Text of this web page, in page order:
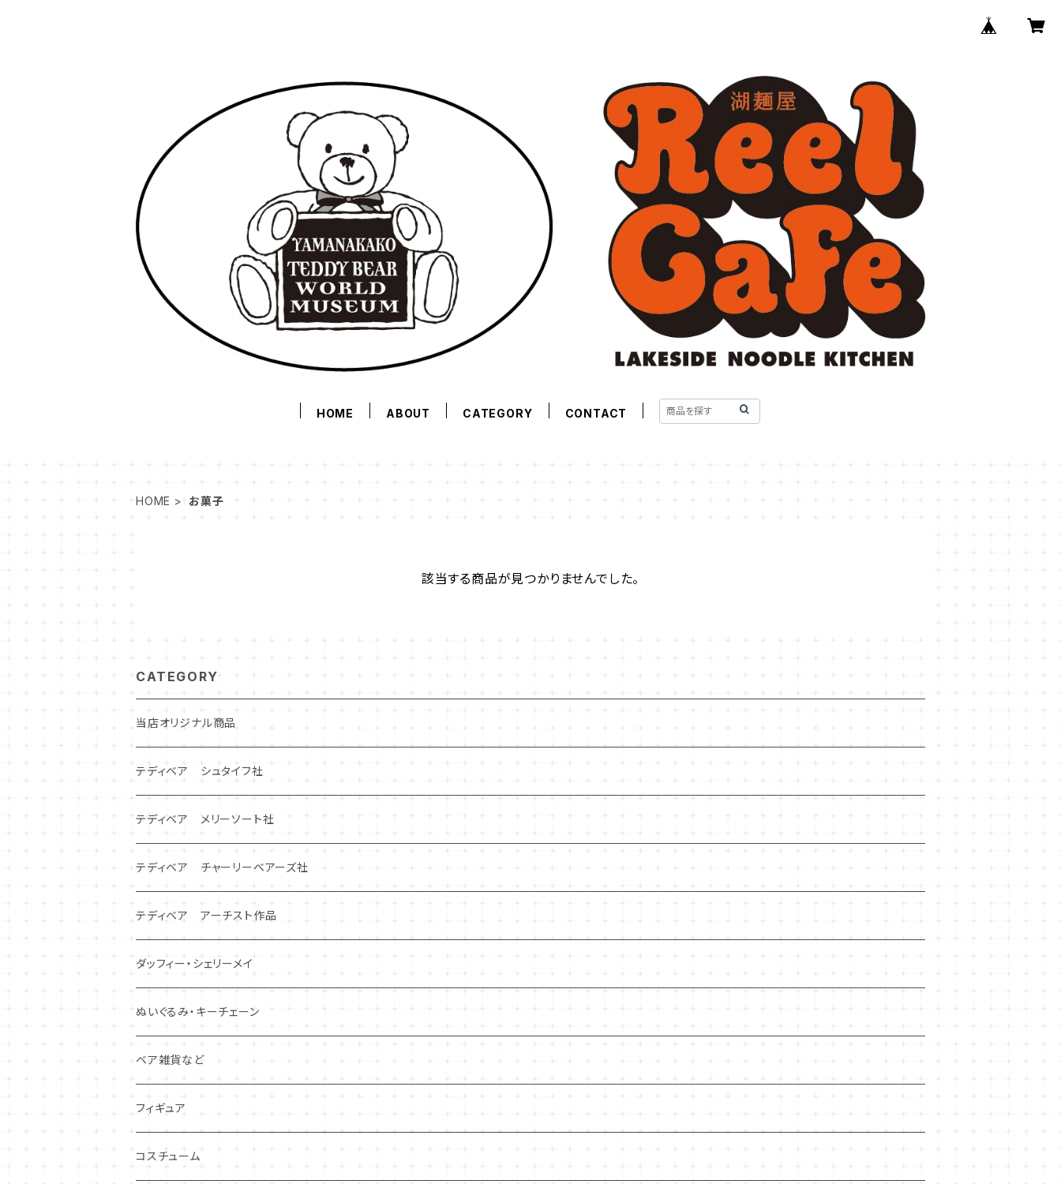
HOME ABOUT CATEGORY CONTACT
HOME お菓子
該当する商品が見つかりませんでした。
CATEGORY
当店オリジナル商品
テディベア シュタイフ社
テディベア メリーソート社
テディベア チャーリーベアーズ社
テディベア アーチスト作品
ダッフィー・シェリーメイ
ぬいぐるみ・キーチェーン
ベア雑貨など
フィギュア
コスチューム